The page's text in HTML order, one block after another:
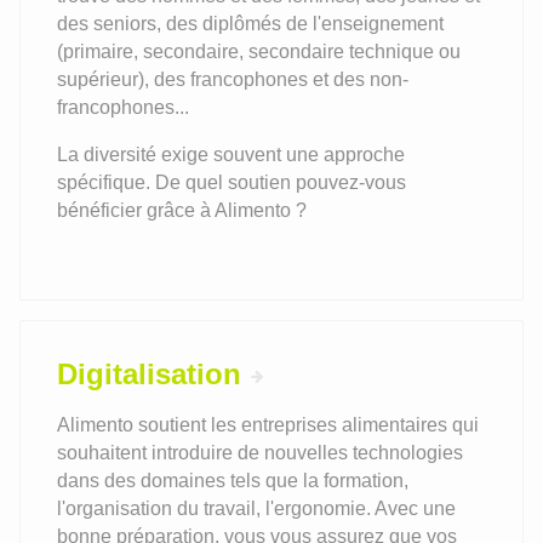
des seniors, des diplômés de l'enseignement
(primaire, secondaire, secondaire technique ou
supérieur), des francophones et des non-
francophones...
La diversité exige souvent une approche
spécifique. De quel soutien pouvez-vous
bénéficier grâce à Alimento ?
Digitalisation
Alimento soutient les entreprises alimentaires qui
souhaitent introduire de nouvelles technologies
dans des domaines tels que la formation,
l'organisation du travail, l'ergonomie. Avec une
bonne préparation, vous vous assurez que vos